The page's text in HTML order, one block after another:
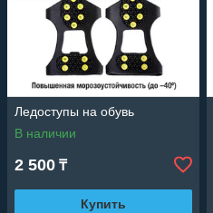
Ледоступы на обувь
В наличии
2 500 ₸
Купить